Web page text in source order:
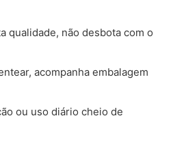
qualidade, não desbota com o
acompanha embalagem
ou uso diário cheio de